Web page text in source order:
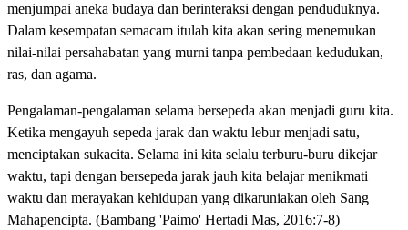
menjumpai aneka budaya dan berinteraksi dengan penduduknya.
Dalam kesempatan semacam itulah kita akan sering menemukan
nilai-nilai persahabatan yang murni tanpa pembedaan kedudukan,
ras, dan agama.
Pengalaman-pengalaman selama bersepeda akan menjadi guru kita.
Ketika mengayuh sepeda jarak dan waktu lebur menjadi satu,
menciptakan sukacita. Selama ini kita selalu terburu-buru dikejar
waktu, tapi dengan bersepeda jarak jauh kita belajar menikmati
waktu dan merayakan kehidupan yang dikaruniakan oleh Sang
Mahapencipta. (Bambang 'Paimo' Hertadi Mas, 2016:7-8)